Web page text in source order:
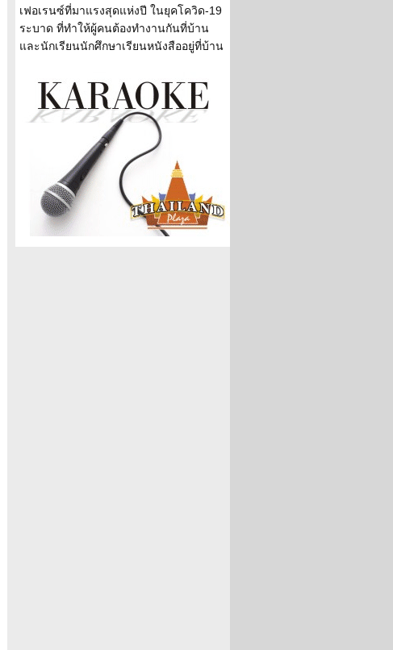
เฟอเรนซ์ที่มาแรงสุดแห่งปี ในยุคโควิด-19
ระบาด ที่ทำให้ผู้คนต้องทำงานกันที่บ้าน
และนักเรียนนักศึกษาเรียนหนังสืออยู่ที่บ้าน